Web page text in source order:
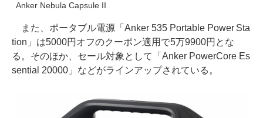
Anker Nebula Capsule II
また、ポータブル電源「Anker 535 Portable Power Sta
tion」は5000円オフのクーポン適用で5万9900円とな
る。そのほか、セール対象として「Anker PowerCore Es
sential 20000」などがラインアップされている。